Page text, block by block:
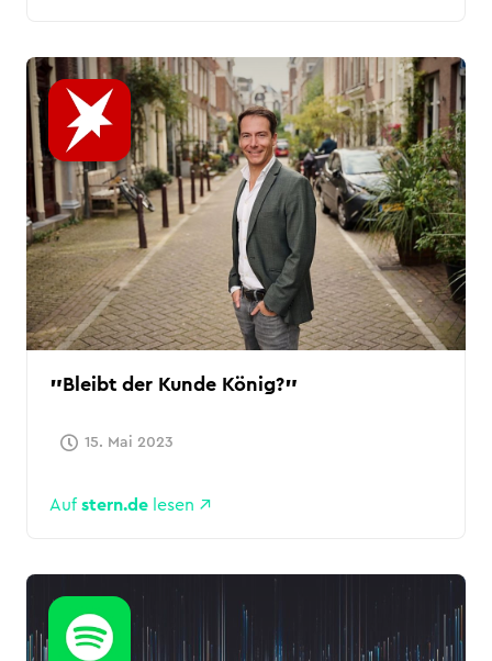
Bleibt der Kunde König?
15. Mai 2023
Auf stern.de lesen